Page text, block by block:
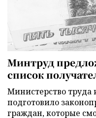
Минтруд
список
Министерство труда
подготовило
граждан, которые